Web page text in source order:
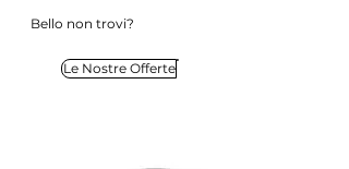
Bello non trovi?
Le Nostre Offerte